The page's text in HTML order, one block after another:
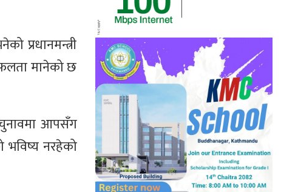
प्रधानमन्त्री
मानेको छ
आपसँग
भविष्य नरहेको